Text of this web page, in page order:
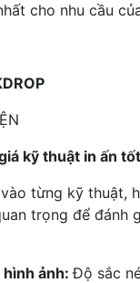
cho nhu cầu
kỹ thuật in ấn
từng kỹ thuật,
trọng để đánh
hình ảnh:Độ sắc